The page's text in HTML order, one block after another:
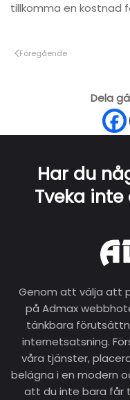
tillkomma en kostnad
Föregående
Dela
Har du
Tveka
Genom att välja att
på Admax
tänkbara
internetsatsning.
våra tjänster,
belägna i en modern
att du inte bara får